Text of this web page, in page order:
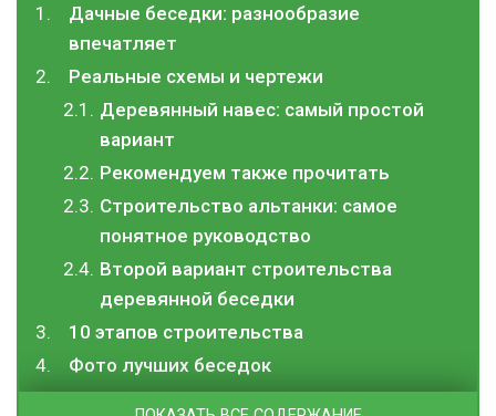
Дачные беседки: разнообразие
впечатляет
Реальные схемы и чертежи
Деревянный навес: самый простой
вариант
Рекомендуем также прочитать
Строительство альтанки: самое
понятное руководство
Второй вариант строительства
деревянной беседки
10 этапов строительства
Фото лучших беседок